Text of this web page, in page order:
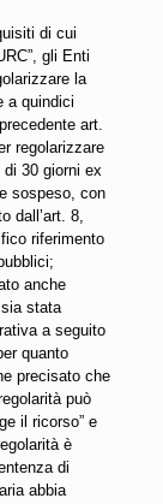
di cui
gli Enti
la
a quindici
art.
regolarizzare
30 giorni ex
sospeso, con
dall’art. 8,
riferimento
anche
stata
a seguito
quanto
precisato che
può
il ricorso” e
è
di
abbia